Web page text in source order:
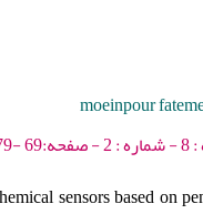
moeinpour
sensors based on